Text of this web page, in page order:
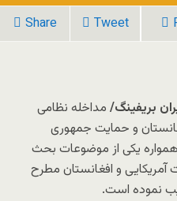
Share Tweet
بریفینگ/ مداخله نظامی
و حمایت جمهوری
همواره یکی از موضوعات بحث
آمریکایی و افغانستان مطرح
نموده است.